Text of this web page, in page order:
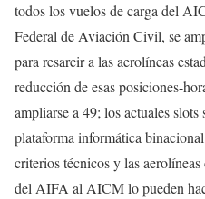
todos los vuelos de carga del
Federal de Aviación Civil, se
para resarcir a las aerolíneas
reducción de esas posiciones-
ampliarse a 49; los actuales slots
plataforma informática
criterios técnicos y las aerolíneas
del AIFA al AICM lo pueden